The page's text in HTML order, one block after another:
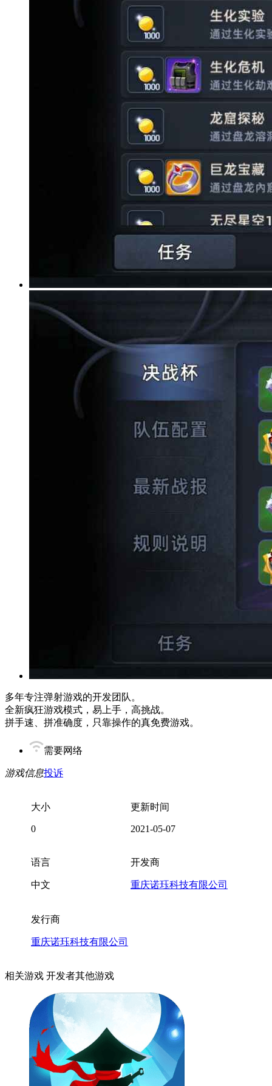
多年专注弹射游戏的开发团队。
全新疯狂游戏模式，易上手，高挑战。
拼手速、拼准确度，只靠操作的真免费游戏。
需要网络
游戏信息投诉
大小
0
更新时间
2021-05-07
语言
中文
开发商
重庆诺珏科技有限公司
发行商
重庆诺珏科技有限公司
相关游戏 开发者其他游戏